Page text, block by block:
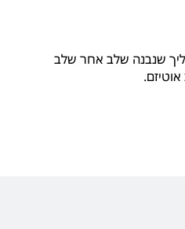
שנבנה שלב אחר שלב